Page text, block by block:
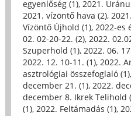
egyenlőség (1), 2021.
2021. vízöntő hava (2),
Vízöntő Újhold (1), 2022-es
02. 02-20-22. (2), 2022.
Szuperhold (1), 2022. 06.
2022. 12. 10-11. (1), 2022.
asztrológiai összefoglaló (1),
december 21. (1), 2022.
december 8. Ikrek Telihold
(1), 2022. Feltámadás (1),